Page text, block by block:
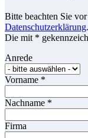
Bitte beachten Sie
Datenschutzerklärung.
Die mit *
Anrede
Vorname *
Nachname *
Firma